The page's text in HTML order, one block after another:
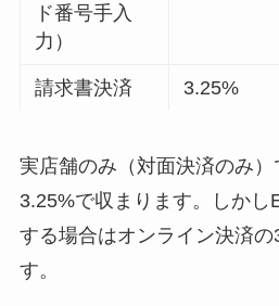
ド番号手入
力）
請求書決済 3.25%
実店舗のみ（対面決済のみ
3.25%で収まります。しかし
する場合はオンライン決済の
す。